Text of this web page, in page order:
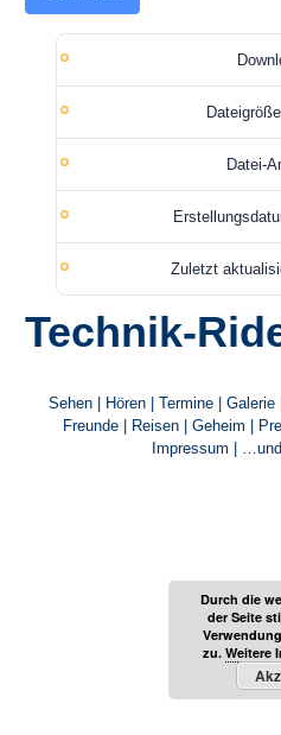
Dateigröße
Datei-
Zuletzt
Technik-
Sehen| Hören| Termine Galerie|
Freunde| Reisen| Geheim
Impressum
Durch die
der Seite
zu. Weitere